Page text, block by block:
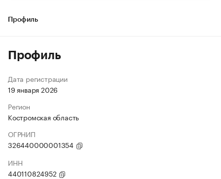
Профиль
Профиль
Дата регистрации
19 января 2026
Регион
Костромская область
ОГРНИП
326440000001354
ИНН
440110824952